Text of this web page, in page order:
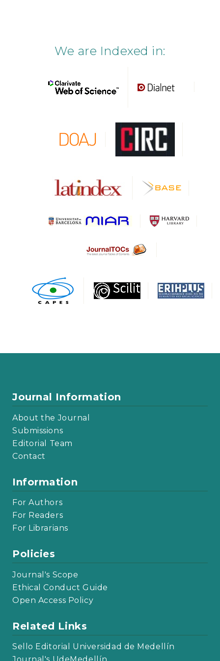
We are Indexed in:
Journal Information
About the Journal
Submissions
Editorial Team
Contact
Information
For Authors
For Readers
For Librarians
Policies
Journal's Scope
Ethical Conduct Guide
Open Access Policy
Related Links
Sello Editorial Universidad de Medellín